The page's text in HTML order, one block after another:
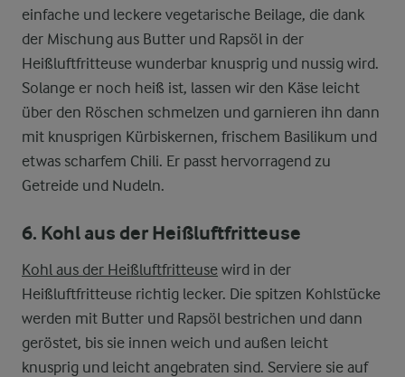
einfache und leckere vegetarische Beilage, die dank
der Mischung aus Butter und Rapsöl in der
Heißluftfritteuse wunderbar knusprig und nussig wird.
Solange er noch heiß ist, lassen wir den Käse leicht
über den Röschen schmelzen und garnieren ihn dann
mit knusprigen Kürbiskernen, frischem Basilikum und
etwas scharfem Chili. Er passt hervorragend zu
Getreide und Nudeln.
6. Kohl aus der Heißluftfritteuse
Kohl aus der Heißluftfritteuse wird in der
Heißluftfritteuse richtig lecker. Die spitzen Kohlstücke
werden mit Butter und Rapsöl bestrichen und dann
geröstet, bis sie innen weich und außen leicht
knusprig und leicht angebraten sind. Serviere sie auf